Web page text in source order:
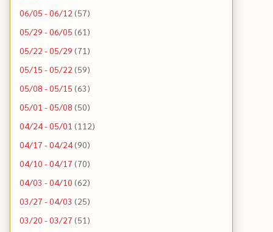
06/05 - 06/12 (57)
05/29 - 06/05 (61)
05/22 - 05/29 (71)
05/15 - 05/22 (59)
05/08 - 05/15 (63)
05/01 - 05/08 (50)
04/24 - 05/01 (112)
04/17 - 04/24(90)
04/10 - 04/17 (70)
04/03 - 04/10 (62)
03/27 - 04/03 (25)
03/20 - 03/27 (51)